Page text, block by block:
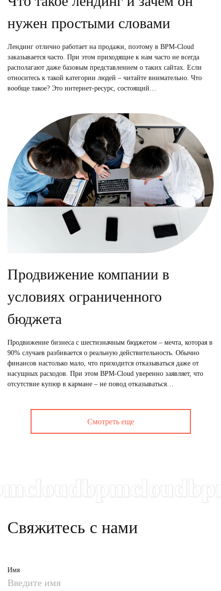
нужен простыми словами
Лендинг отлично работает на продажи, поэтому в BPM-Cloud
заказывается часто. При этом приходящие к нам часто не всегда
располагают даже базовым представлением о таких сайтах. Если
относитесь к такой категории людей – читайте внимательно. Что
вообще такое? Это интернет-ресурс, состоящий…
Продвижение компании в
условиях ограниченного
бюджета
Продвижение бизнеса с шестизначным бюджетом – мечта, которая в
90% случаев разбивается о реальную действительность. Обычно
финансов настолько мало, что приходится отказываться даже от
насущных расходов. При этом BPM-Cloud уверенно заявляет, что
отсутствие купюр в кармане – не повод отказываться…
Смотреть еще
Свяжитесь с нами
Имя